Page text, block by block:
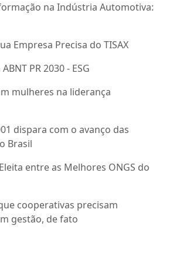
na Indústria Automotiva:
Empresa Precisa do TISAX
PR 2030 - ESG
mulheres na liderança
dispara com o avanço das
Brasil
entre as Melhores ONGS do
cooperativas precisam
gestão, de fato